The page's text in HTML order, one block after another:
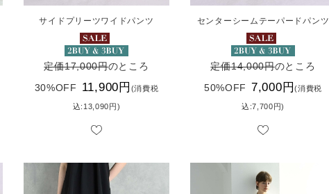
サイドプリーツワイドパンツ
定価17,000円のところ
30%OFF
11,900円 (消費税
込:13,090円)
センターシームテーパードパンツ
定価14,000円のところ
50%OFF 7,000円(消費税
込:7,700円)